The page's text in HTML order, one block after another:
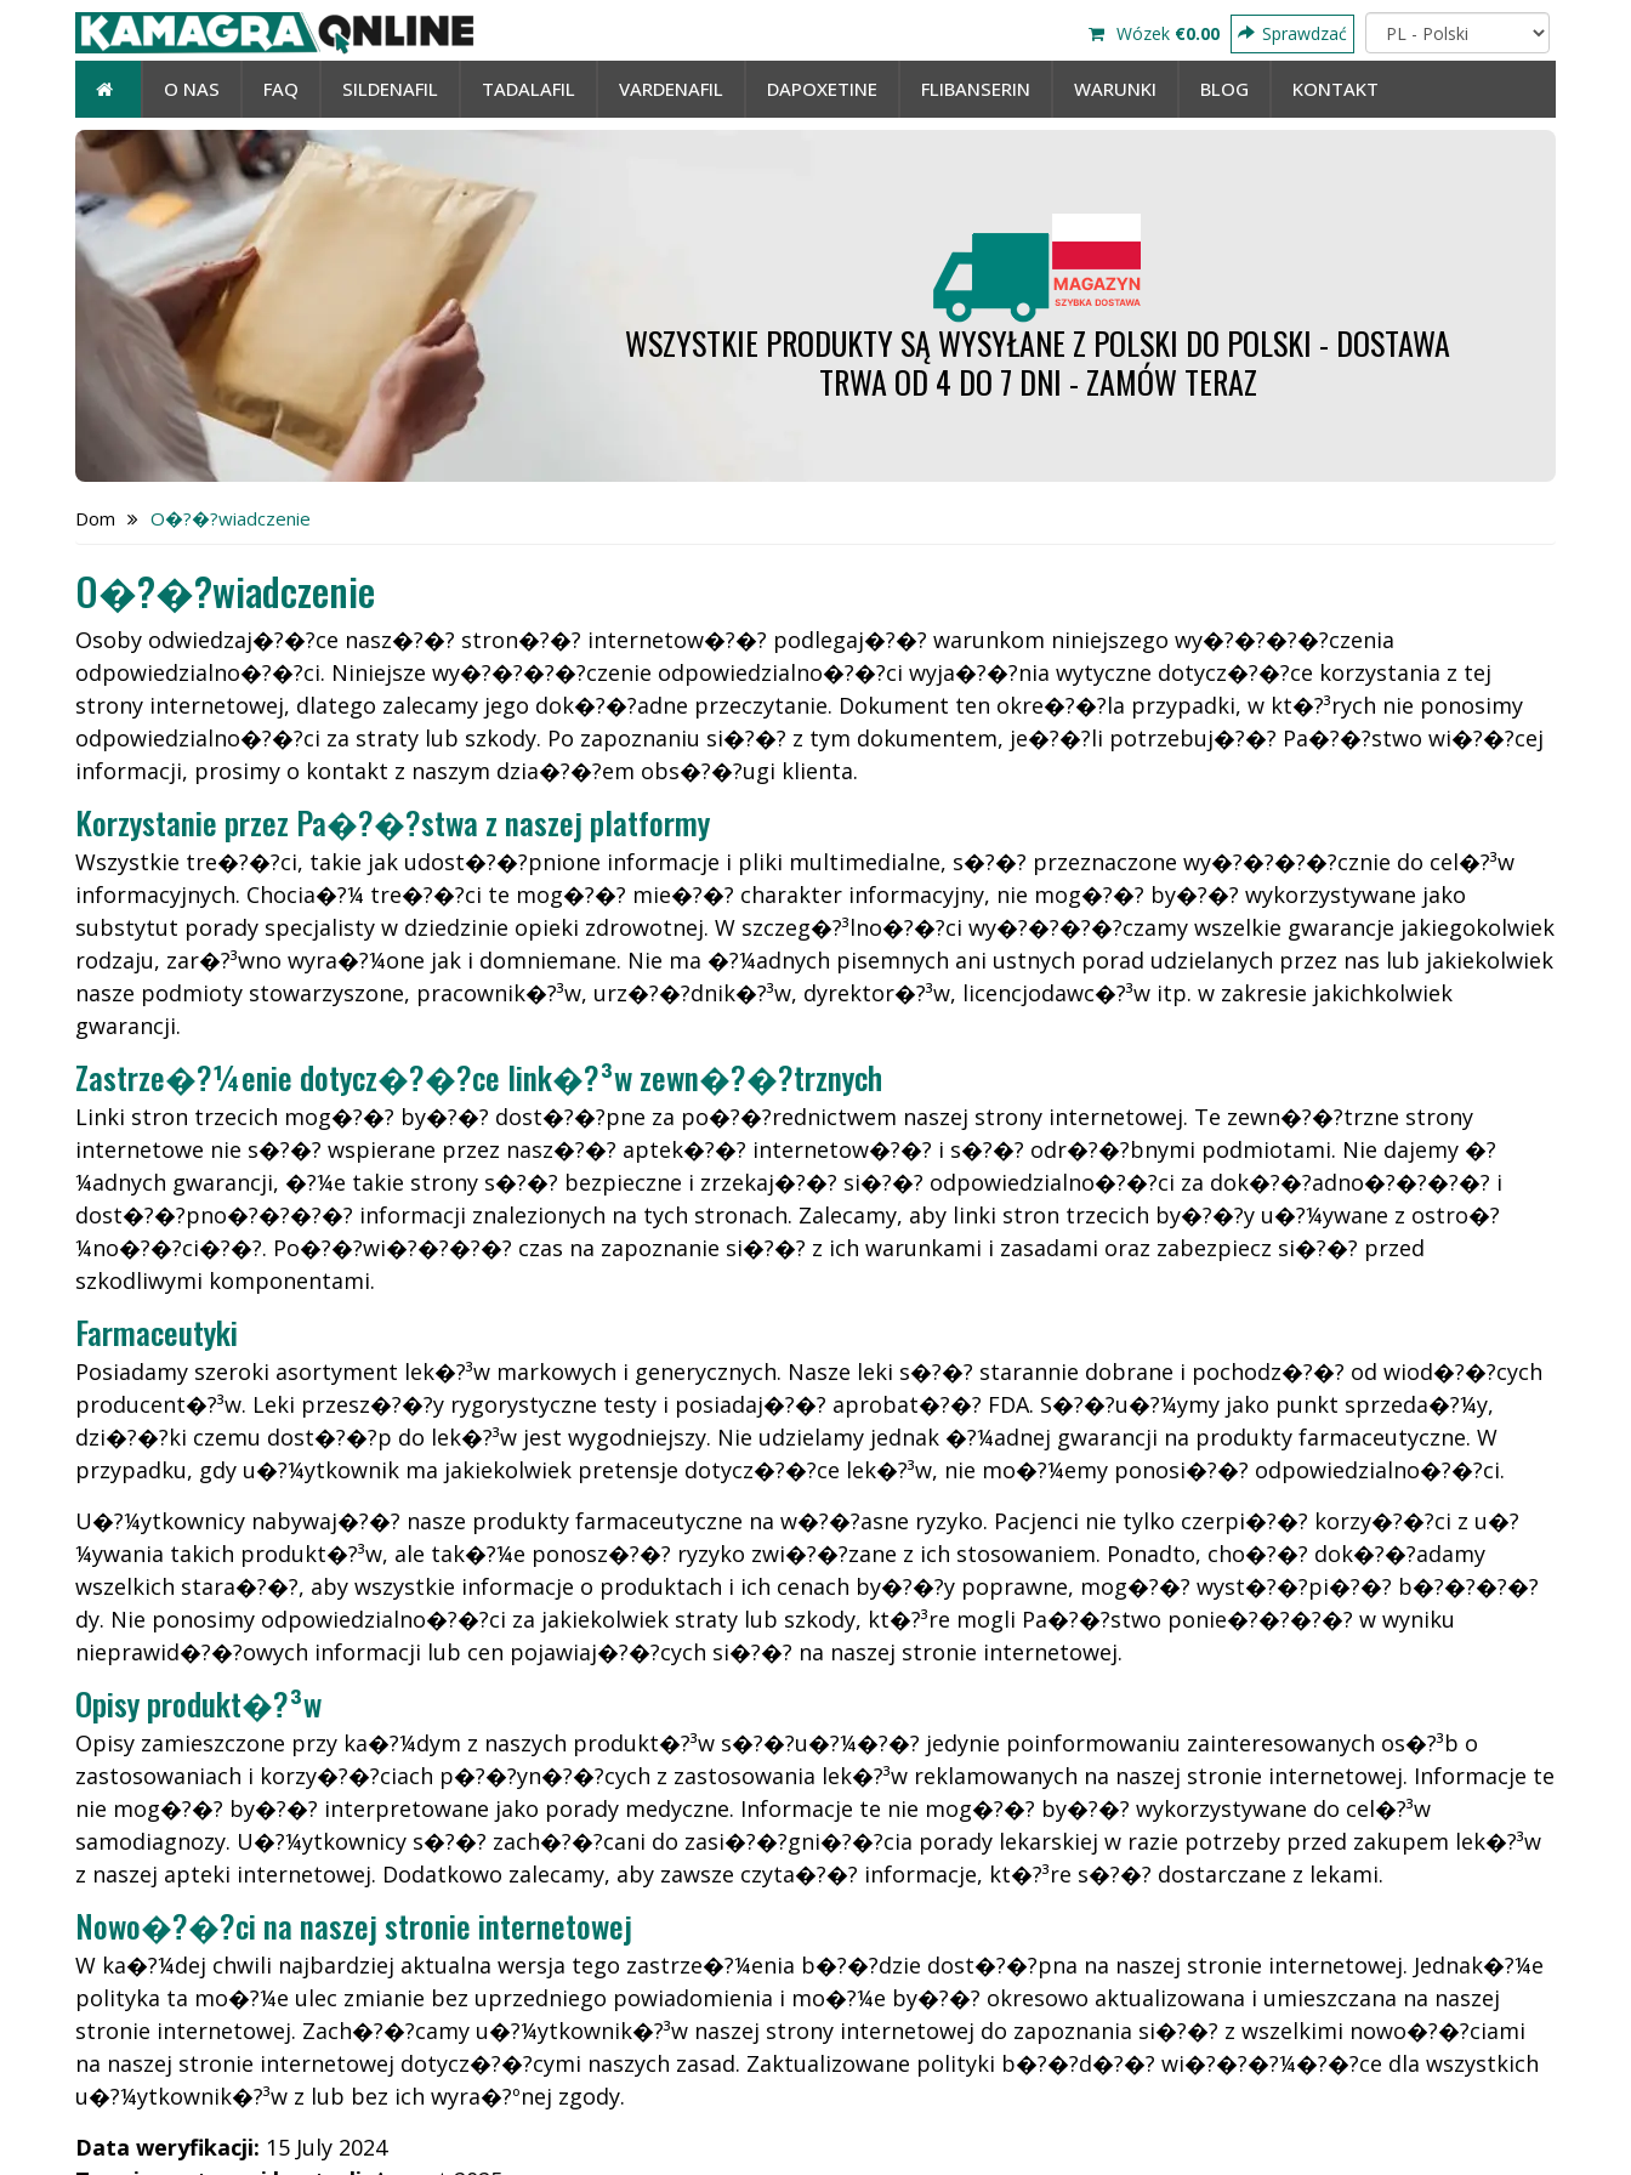
Wózek €0.00 Sprawdzać
O NAS FAQ SILDENAFIL TADALAFIL VARDENAFIL DAPOXETINE FLIBANSERIN WARUNKI BLOG KONTAKT
WSZYSTKIE PRODUKTY SĄ WYSYŁANE Z POLSKI DO POLSKI - DOSTAWA
TRWA OD 4 DO 7 DNI - ZAMÓW TERAZ
Dom O�?�?wiadczenie
O�?�?wiadczenie
Osoby odwiedzaj�?�?ce nasz�?�? stron�?�? internetow�?�? podlegaj�?�? warunkom niniejszego wy�?�?�?�?czenia
odpowiedzialno�?�?ci. Niniejsze wy�?�?�?�?czenie odpowiedzialno�?�?ci wyja�?�?nia wytyczne dotycz�?�?ce korzystania z tej
strony internetowej, dlatego zalecamy jego dok�?�?adne przeczytanie. Dokument ten okre�?�?la przypadki, w kt�?³rych nie ponosimy
odpowiedzialno�?�?ci za straty lub szkody. Po zapoznaniu si�?�? z tym dokumentem, je�?�?li potrzebuj�?�? Pa�?�?stwo wi�?�?cej
informacji, prosimy o kontakt z naszym dzia�?�?em obs�?�?ugi klienta.
Korzystanie przez Pa�?�?stwa z naszej platformy
Wszystkie tre�?�?ci, takie jak udost�?�?pnione informacje i pliki multimedialne, s�?�? przeznaczone wy�?�?�?�?cznie do cel�?³w
informacyjnych. Chocia�?¼ tre�?�?ci te mog�?�? mie�?�? charakter informacyjny, nie mog�?�? by�?�? wykorzystywane jako
substytut porady specjalisty w dziedzinie opieki zdrowotnej. W szczeg�?³lno�?�?ci wy�?�?�?�?czamy wszelkie gwarancje jakiegokolwiek
rodzaju, zar�?³wno wyra�?¼one jak i domniemane. Nie ma �?¼adnych pisemnych ani ustnych porad udzielanych przez nas lub jakiekolwiek
nasze podmioty stowarzyszone, pracownik�?³w, urz�?�?dnik�?³w, dyrektor�?³w, licencjodawc�?³w itp. w zakresie jakichkolwiek
gwarancji.
Zastrze�?¼enie dotycz�?�?ce link�?³w zewn�?�?trznych
Linki stron trzecich mog�?�? by�?�? dost�?�?pne za po�?�?rednictwem naszej strony internetowej. Te zewn�?�?trzne strony
internetowe nie s�?�? wspierane przez nasz�?�? aptek�?�? internetow�?�? i s�?�? odr�?�?bnymi podmiotami. Nie dajemy �?
¼adnych gwarancji, �?¼e takie strony s�?�? bezpieczne i zrzekaj�?�? si�?�? odpowiedzialno�?�?ci za dok�?�?adno�?�?�?�? i
dost�?�?pno�?�?�?�? informacji znalezionych na tych stronach. Zalecamy, aby linki stron trzecich by�?�?y u�?¼ywane z ostro�?
¼no�?�?ci�?�?. Po�?�?wi�?�?�?�? czas na zapoznanie si�?�? z ich warunkami i zasadami oraz zabezpiecz si�?�? przed
szkodliwymi komponentami.
Farmaceutyki
Posiadamy szeroki asortyment lek�?³w markowych i generycznych. Nasze leki s�?�? starannie dobrane i pochodz�?�? od wiod�?�?cych
producent�?³w. Leki przesz�?�?y rygorystyczne testy i posiadaj�?�? aprobat�?�? FDA. S�?�?u�?¼ymy jako punkt sprzeda�?¼y,
dzi�?�?ki czemu dost�?�?p do lek�?³w jest wygodniejszy. Nie udzielamy jednak �?¼adnej gwarancji na produkty farmaceutyczne. W
przypadku, gdy u�?¼ytkownik ma jakiekolwiek pretensje dotycz�?�?ce lek�?³w, nie mo�?¼emy ponosi�?�? odpowiedzialno�?�?ci.
U�?¼ytkownicy nabywaj�?�? nasze produkty farmaceutyczne na w�?�?asne ryzyko. Pacjenci nie tylko czerpi�?�? korzy�?�?ci z u�?
¼ywania takich produkt�?³w, ale tak�?¼e ponosz�?�? ryzyko zwi�?�?zane z ich stosowaniem. Ponadto, cho�?�? dok�?�?adamy
wszelkich stara�?�?, aby wszystkie informacje o produktach i ich cenach by�?�?y poprawne, mog�?�? wyst�?�?pi�?�? b�?�?�?�?
dy. Nie ponosimy odpowiedzialno�?�?ci za jakiekolwiek straty lub szkody, kt�?³re mogli Pa�?�?stwo ponie�?�?�?�? w wyniku
nieprawid�?�?owych informacji lub cen pojawiaj�?�?cych si�?�? na naszej stronie internetowej.
Opisy produkt�?³w
Opisy zamieszczone przy ka�?¼dym z naszych produkt�?³w s�?�?u�?¼�?�? jedynie poinformowaniu zainteresowanych os�?³b o
zastosowaniach i korzy�?�?ciach p�?�?yn�?�?cych z zastosowania lek�?³w reklamowanych na naszej stronie internetowej. Informacje te
nie mog�?�? by�?�? interpretowane jako porady medyczne. Informacje te nie mog�?�? by�?�? wykorzystywane do cel�?³w
samodiagnozy. U�?¼ytkownicy s�?�? zach�?�?cani do zasi�?�?gni�?�?cia porady lekarskiej w razie potrzeby przed zakupem lek�?³w
z naszej apteki internetowej. Dodatkowo zalecamy, aby zawsze czyta�?�? informacje, kt�?³re s�?�? dostarczane z lekami.
Nowo�?�?ci na naszej stronie internetowej
W ka�?¼dej chwili najbardziej aktualna wersja tego zastrze�?¼enia b�?�?dzie dost�?�?pna na naszej stronie internetowej. Jednak�?¼e
polityka ta mo�?¼e ulec zmianie bez uprzedniego powiadomienia i mo�?¼e by�?�? okresowo aktualizowana i umieszczana na naszej
stronie internetowej. Zach�?�?camy u�?¼ytkownik�?³w naszej strony internetowej do zapoznania si�?�? z wszelkimi nowo�?�?ciami
na naszej stronie internetowej dotycz�?�?cymi naszych zasad. Zaktualizowane polityki b�?�?d�?�? wi�?�?�?¼�?�?ce dla wszystkich
u�?¼ytkownik�?³w z lub bez ich wyra�?ºnej zgody.
Data weryfikacji: 15 July 2024